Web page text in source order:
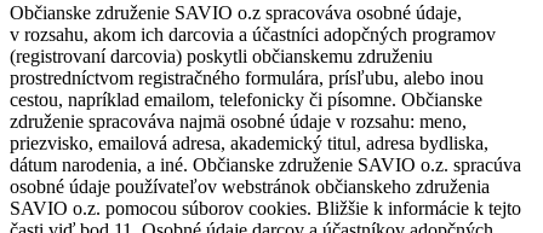
Občianske združenie SAVIO o.z spracováva osobné údaje,
v rozsahu, akom ich darcovia a účastníci adopčných programov
(registrovaní darcovia) poskytli občianskemu združeniu
prostredníctvom registračného formulára, prísľubu, alebo inou
cestou, napríklad emailom, telefonicky či písomne. Občianske
združenie spracováva najmä osobné údaje v rozsahu: meno,
priezvisko, emailová adresa, akademický titul, adresa bydliska,
dátum narodenia, a iné. Občianske združenie SAVIO o.z. spracúva
osobné údaje používateľov webstránok občianskeho združenia
SAVIO o.z. pomocou súborov cookies. Bližšie k informácie k tejto